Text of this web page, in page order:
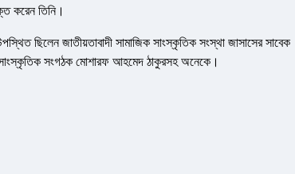
করেন তিনি।
ছিলেন জাতীয়তাবাদী সামাজিক সাংস্কৃতিক সংস্থা জাসাসের সাবেক
সংগঠক মোশারফ আহমেদ ঠাকুরসহ অনেকে।